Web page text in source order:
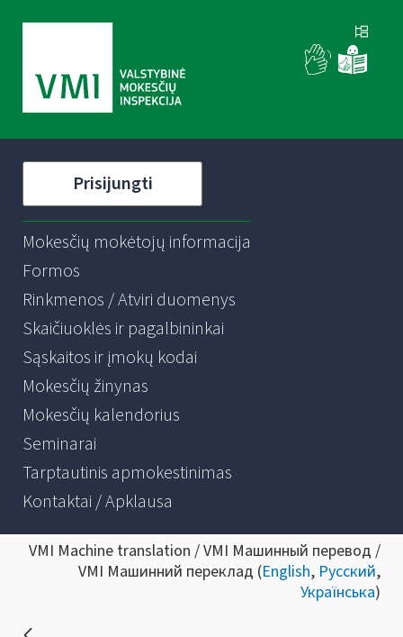
Prisijungti
Mokesčių mokėtojų informacija
Formos
Rinkmenos / Atviri duomenys
Skaičiuoklės ir pagalbininkai
Sąskaitos ir įmokų kodai
Mokesčių žinynas
Mokesčių kalendorius
Seminarai
Tarptautinis apmokestinimas
Kontaktai / Apklausa
VMI Machine translation / VMI Машинный перевод /
VMI Машинний переклад (English, Русский,
Українська)